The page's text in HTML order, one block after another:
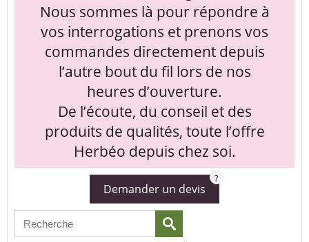
Nous sommes là pour répondre à
vos interrogations et prenons vos
commandes directement depuis
l’autre bout du fil lors de nos
heures d’ouverture.
De l’écoute, du conseil et des
produits de qualités, toute l’offre
Herbéo depuis chez soi.
Demander un devis
?